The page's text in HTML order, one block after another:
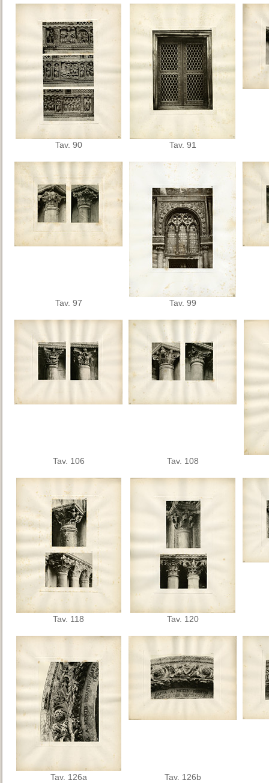
Tav. 90 Tav. 91
Tav. 97 Tav. 99
Tav. 106 Tav. 108
Tav. 118 Tav. 120
Tav. 126a Tav. 126b